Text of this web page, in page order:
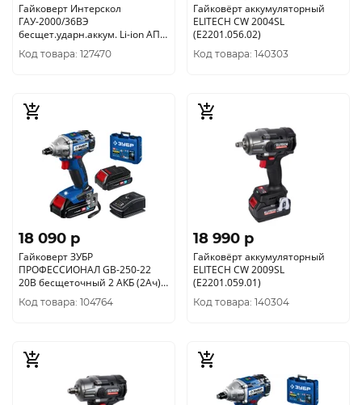
Гайковерт Интерскол
ГАУ-2000/36ВЭ
бесщет.ударн.аккум. Li-ion АПИ
(картон, без акк. и ЗУ)
820.0.0.70
Код товара: 127470
Гайковёрт аккумуляторный
ELITECH CW 2004SL
(E2201.056.02)
Код товара: 140303
18 090 p
Гайковерт ЗУБР
ПРОФЕССИОНАЛ GB-250-22
20В бесщеточный 2 АКБ (2Ач) в
кейсе
Код товара: 104764
18 990 p
Гайковёрт аккумуляторный
ELITECH CW 2009SL
(E2201.059.01)
Код товара: 140304